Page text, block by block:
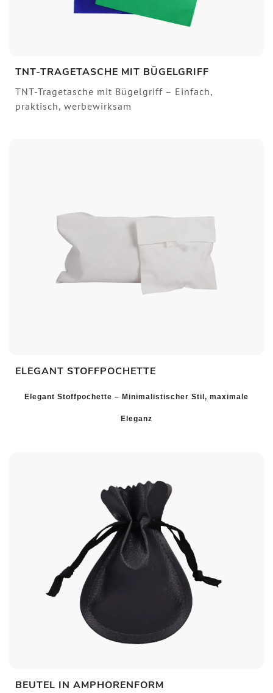
TNT-TRAGETASCHE MIT BÜGELGRIFF
TNT-Tragetasche mit Bügelgriff – Einfach,
praktisch, werbewirksam
ELEGANT STOFFPOCHETTE
Elegant Stoffpochette – Minimalistischer Stil, maximale
Eleganz
BEUTEL IN AMPHORENFORM